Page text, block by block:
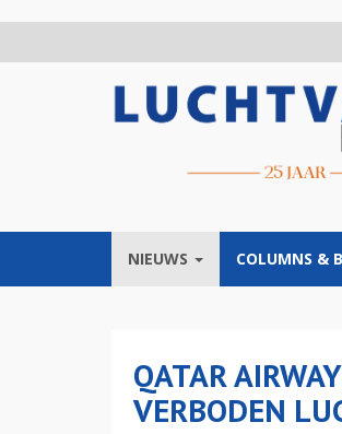
NIEUWS COLUMNS &
QATAR
VERBODEN